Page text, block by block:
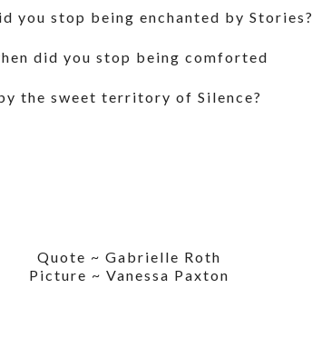
you stop being enchanted by Stories?
did you stop being comforted
the sweet territory of Silence?
Quote ~ Gabrielle Roth
Picture ~ Vanessa Paxton